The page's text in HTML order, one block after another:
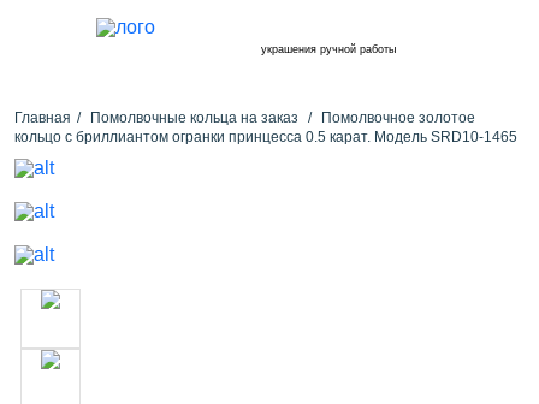
украшения ручной работы
Главная Помолвочные кольца на заказ
Помолвочное золотое
кольцо с бриллиантом огранки принцесса 0.5 карат. Модель SRD10-1465